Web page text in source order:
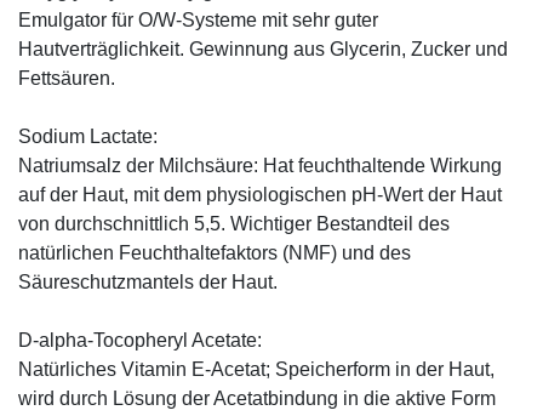
Emulgator für O/W-Systeme mit sehr guter
Hautverträglichkeit. Gewinnung aus Glycerin, Zucker und
Fettsäuren.
Sodium Lactate:
Natriumsalz der Milchsäure: Hat feuchthaltende Wirkung
auf der Haut, mit dem physiologischen pH-Wert der Haut
von durchschnittlich 5,5. Wichtiger Bestandteil des
natürlichen Feuchthaltefaktors (NMF) und des
Säureschutzmantels der Haut.
D-alpha-Tocopheryl Acetate:
Natürliches Vitamin E-Acetat; Speicherform in der Haut,
wird durch Lösung der Acetatbindung in die aktive Form